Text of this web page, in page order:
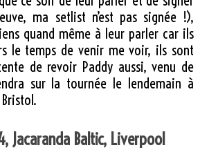
ma setlist n’est pas signée !),
quand même à leur parler car ils
le temps de venir me voir, ils sont
de revoir Paddy aussi, venu de
sur la tournée le lendemain à
Jacaranda Baltic, Liverpool